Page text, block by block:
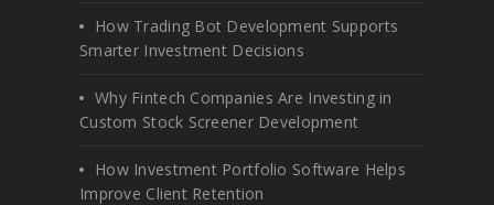
How Trading Bot Development Supports
Smarter Investment Decisions
Why Fintech Companies Are Investing in
Custom Stock Screener Development
How Investment Portfolio Software Helps
Improve Client Retention